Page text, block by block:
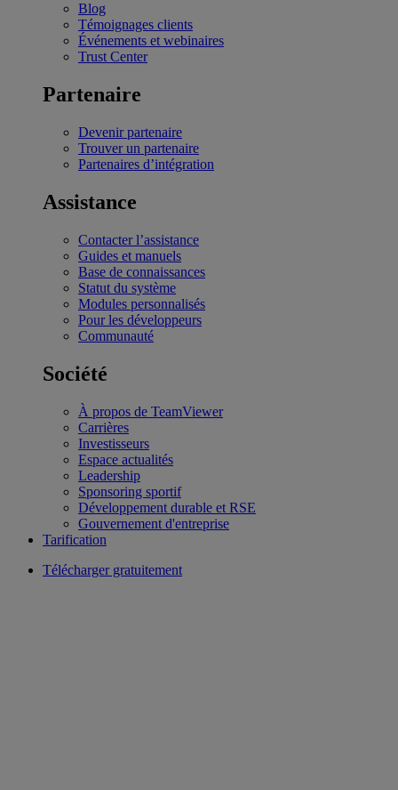
Blog
Témoignages clients
Événements et webinaires
Trust Center
Partenaire
Devenir partenaire
Trouver un partenaire
Partenaires d’intégration
Assistance
Contacter l’assistance
Guides et manuels
Base de connaissances
Statut du système
Modules personnalisés
Pour les développeurs
Communauté
Société
À propos de TeamViewer
Carrières
Investisseurs
Espace actualités
Leadership
Sponsoring sportif
Développement durable et RSE
Gouvernement d'entreprise
Tarification
Télécharger gratuitement